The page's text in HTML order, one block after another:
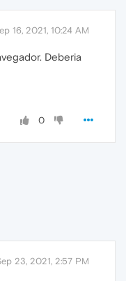
16, 2021, 10:24 AM
Deberia
0
23, 2021, 2:57 PM